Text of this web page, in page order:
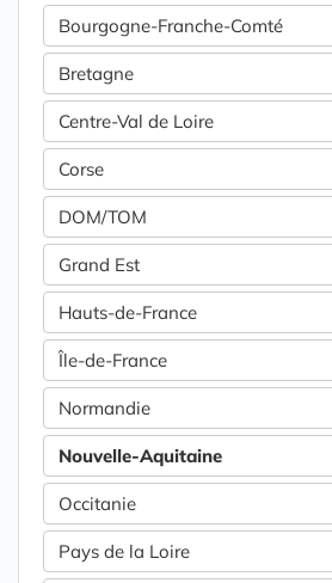
Bourgogne-Franche-Comté
Bretagne
Centre-Val de Loire
Corse
DOM/TOM
Grand Est
Hauts-de-France
Île-de-France
Normandie
Nouvelle-Aquitaine
Occitanie
Pays de la Loire